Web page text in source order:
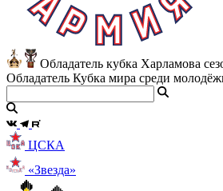
Обладатель кубка Харламова
Обладатель Кубка мира среди
ЦСКА
«Звезда»